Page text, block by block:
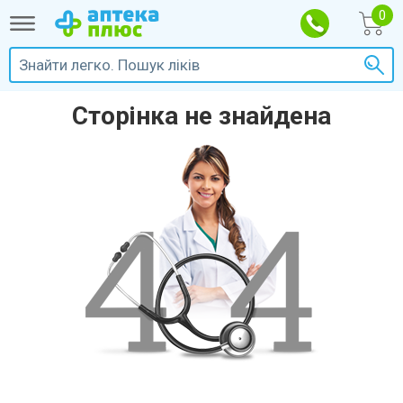
Сторінка не знайдена